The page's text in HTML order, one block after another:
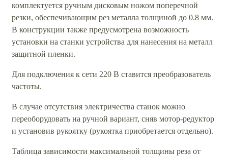
комплектуется ручным дисковым ножом поперечной
резки, обеспечивающим рез металла толщиной до 0.8 мм.
В конструкции также предусмотрена возможность
установки на станки устройства для нанесения на металл
защитной пленки.
Для подключения к сети 220 В ставится преобразователь
частоты.
В случае отсутствия электричества станок можно
переоборудовать на ручной вариант, сняв мотор-редуктор
и установив рукоятку (рукоятка приобретается отдельно).
Таблица зависимости максимальной толщины реза от